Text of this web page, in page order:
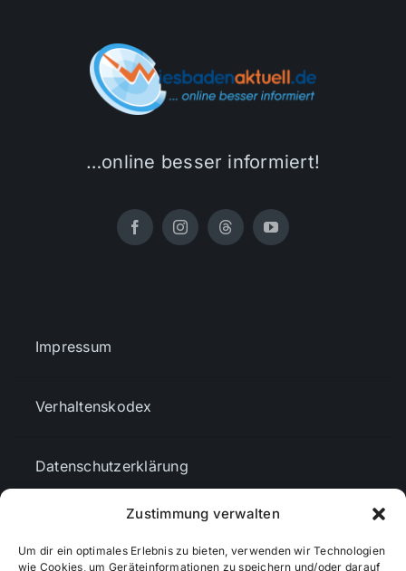
Zustimmung verwalten
Um dir ein optimales Erlebnis zu bieten, verwenden wir Technologien
wie Cookies, um Geräteinformationen zu speichern und/oder darauf
…online besser informiert!
Impressum
Verhaltenskodex
Datenschutzerklärung